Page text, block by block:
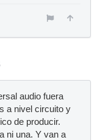
audio fuera
a nivel circuito y
de producir.
ni una. Y van a